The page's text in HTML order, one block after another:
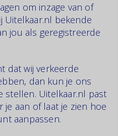
om inzage van of
Uitelkaar.nl bekende
jou als geregistreerde
dat wij verkeerde
dan kun je ons
stellen. Uitelkaar.nl past
je aan of laat je zien hoe
aanpassen.